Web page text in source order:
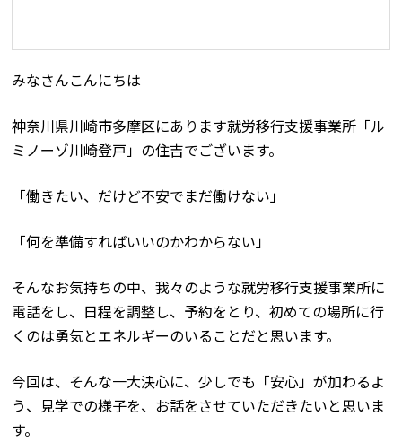
みなさんこんにちは
神奈川県川崎市多摩区にあります就労移行支援事業所「ル
ミノーゾ川崎登戸」の住吉でございます。
「働きたい、だけど不安でまだ働けない」
「何を準備すればいいのかわからない」
そんなお気持ちの中、我々のような就労移行支援事業所に
電話をし、日程を調整し、予約をとり、初めての場所に行
くのは勇気とエネルギーのいることだと思います。
今回は、そんな一大決心に、少しでも「安心」が加わるよ
う、見学での様子を、お話をさせていただきたいと思いま
す。